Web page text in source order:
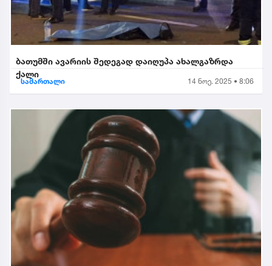
ბათუმში ავარიის შედეგად დაიღუპა ახალგაზრდა
ქალი
სამართალი 14 ნოე. 2025 • 8:06